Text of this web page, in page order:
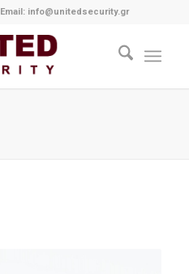
Email: info@unitedsecurity.gr